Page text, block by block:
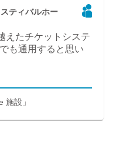
ティバルホー
えたチケットシステ
も通用すると思い
設」